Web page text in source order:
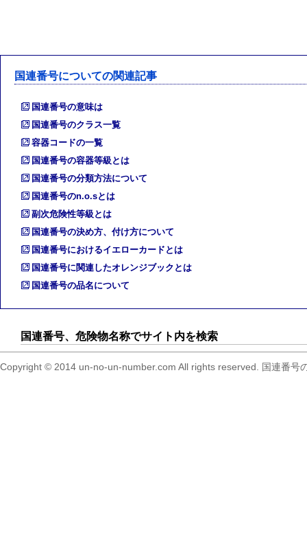
国連番号についての関連記事
国連番号の意味は
国連番号のクラス一覧
容器コードの一覧
国連番号の容器等級とは
国連番号の分類方法について
国連番号のn.o.sとは
副次危険性等級とは
国連番号の決め方、付け方について
国連番号におけるイエローカードとは
国連番号に関連したオレンジブックとは
国連番号の品名について
国連番号、危険物名称でサイト内を検索
Copyright © 2014 un-no-un-number.com All rights reserved. 国連番号